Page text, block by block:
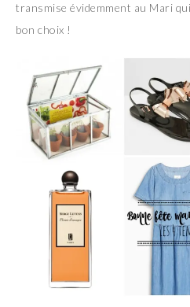
transmise évidemment au Mari
bon choix !